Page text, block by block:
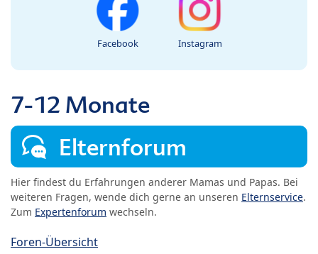
Facebook Instagram
7-12 Monate
Elternforum
Hier findest du Erfahrungen anderer Mamas und Papas. Bei
weiteren Fragen, wende dich gerne an unseren Elternservice.
Zum Expertenforum wechseln.
Foren-Übersicht